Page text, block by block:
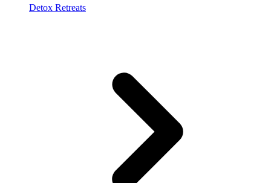
Detox Retreats